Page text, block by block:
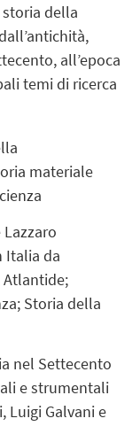
della
all’epoca
temi di ricerca
materiale
Italia da
Atlantide;
Storia della
nel Settecento
e strumentali
Luigi Galvani e